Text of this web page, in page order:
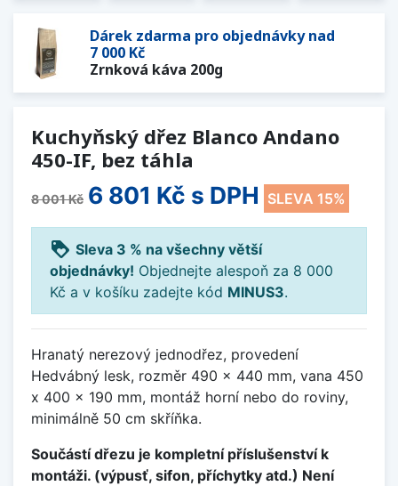
Dárek zdarma pro objednávky nad
7 000 Kč
Zrnková káva 200g
Kuchyňský dřez Blanco Andano
450-IF, bez táhla
8 001 Kč 6 801 Kč s DPH SLEVA 15%
loyalty Sleva 3 % na všechny větší
objednávky! Objednejte alespoň za 8 000
Kč a v košíku zadejte kód MINUS3.
Hranatý nerezový jednodřez, provedení
Hedvábný lesk, rozměr 490 x 440 mm, vana 450
x 400 x 190 mm, montáž horní nebo do roviny,
minimálně 50 cm skříňka.
Součástí dřezu je kompletní příslušenství k
montáži. (výpusť, sifon, příchytky atd.) Není